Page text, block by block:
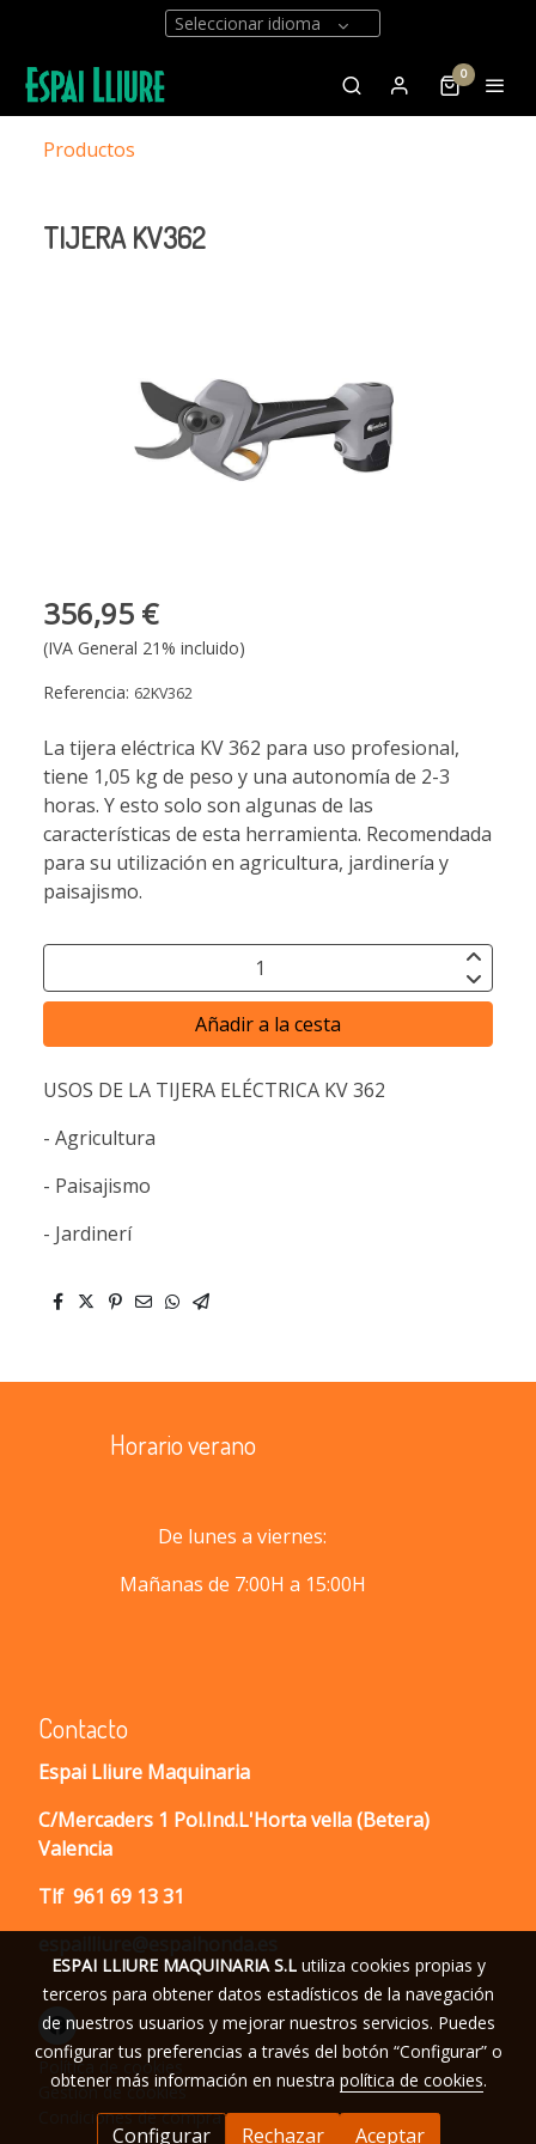
Seleccionar idioma
0
Productos
TIJERA KV362
356,95 €
(IVA General 21% incluido)
Referencia: 62KV362
La tijera eléctrica KV 362 para uso profesional,
tiene 1,05 kg de peso y una autonomía de 2-3
horas. Y esto solo son algunas de las
características de esta herramienta. Recomendada
para su utilización en agricultura, jardinería y
paisajismo.
Añadir a la cesta
USOS DE LA TIJERA ELÉCTRICA KV 362
- Agricultura
- Paisajismo
- Jardinerí
Horario verano
De lunes a viernes:
Mañanas de 7:00H a 15:00H
Contacto
Espai Lliure Maquinaria
C/Mercaders 1 Pol.Ind.L'Horta vella (Betera)
Valencia
Tlf 961 69 13 31
Política de cookies
Gestión de cookies
Condiciones de compra
ESPAI LLIURE MAQUINARIA S.Lutiliza cookies propias y
terceros para obtener datos estadísticos de la navegación
de nuestros usuarios y mejorar nuestros servicios. Puedes
configurar tus preferencias a través del botón “Configurar” o
obtener más información en nuestra política de cookies.
Configurar Rechazar Aceptar